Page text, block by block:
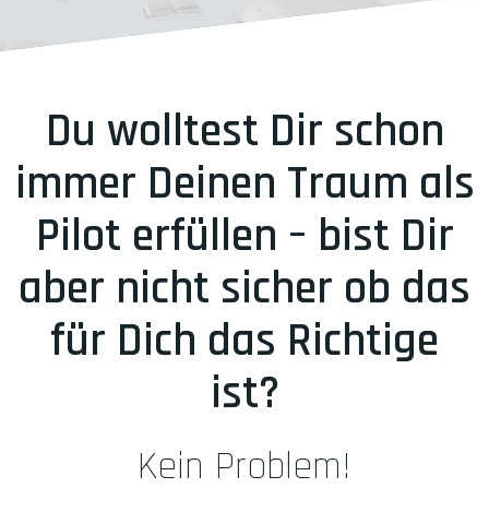
Du wolltest Dir schon
immer Deinen Traum als
Pilot erfüllen – bist Dir
aber nicht sicher ob das
für Dich das Richtige
ist?
Kein Problem!